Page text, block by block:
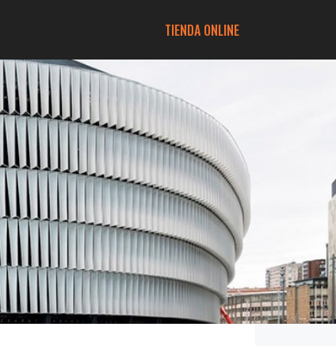
TIENDA ONLINE